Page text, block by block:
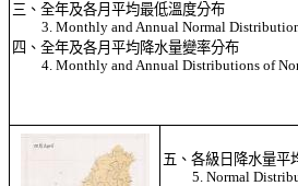
三、全年及各月平均最低溫度分布
3. Monthly and Annual Normal
四、全年及各月平均降水量變率分布
4. Monthly and Annual Distributions of
五、各級日降水量平
5. Normal